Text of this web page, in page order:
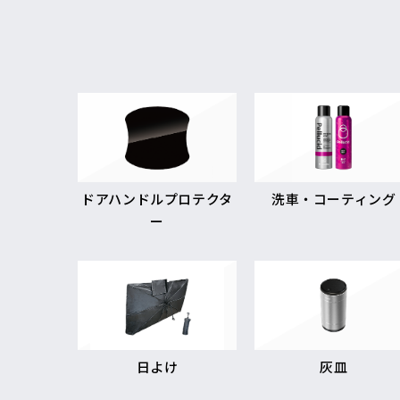
ドアハンドルプロテクタ
ー
洗車・コーティング
日よけ 灰皿